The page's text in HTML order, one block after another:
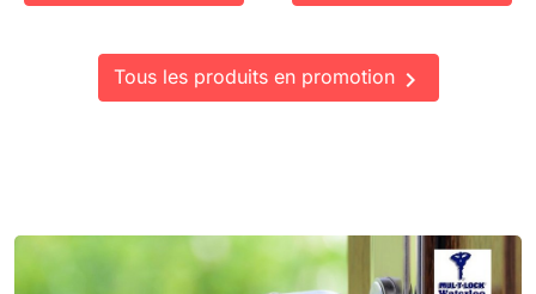
Tous les produits en promotion 